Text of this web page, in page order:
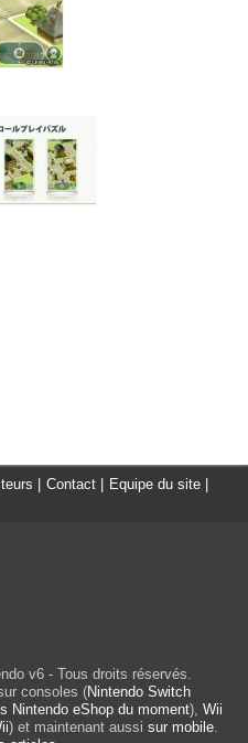
Contact Equipe du site
v6 - Tous droits réservés.
consoles (Nintendo Switch
Nintendo eShop du moment), Wii
) et maintenant aussi sur mobile.